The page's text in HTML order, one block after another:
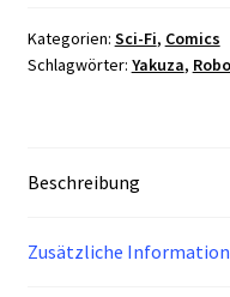
Kategorien: Sci-Fi, Comics
Schlagwörter: Yakuza,
Beschreibung
Zusätzliche